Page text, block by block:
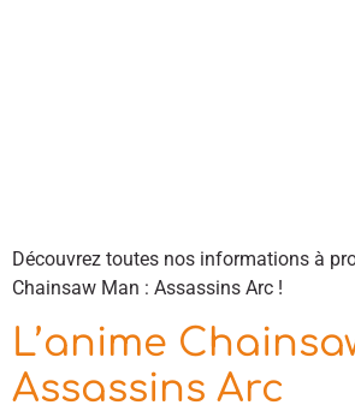
Découvrez toutes nos informations à
Chainsaw Man : Assassins Arc !
L’anime
Assassins Arc